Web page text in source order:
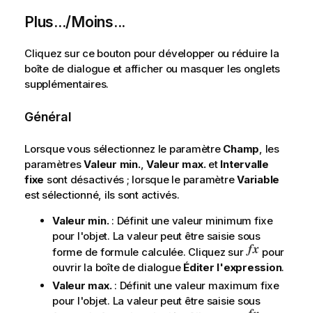
Plus.../Moins...
Cliquez sur ce bouton pour développer ou réduire la
boîte de dialogue et afficher ou masquer les onglets
supplémentaires.
Général
Lorsque vous sélectionnez le paramètre Champ, les
paramètresValeur min., Valeur max.et Intervalle
fixe sont désactivés ; lorsque le paramètreVariable
est sélectionné, ils sont activés.
Valeur min.: Définit une valeur minimum fixe
pour l'objet. La valeur peut être saisie sous
forme de formule calculée. Cliquez sur
pour
ouvrir la boîte de dialogue Éditer l'expression.
Valeur max.: Définit une valeur maximum fixe
pour l'objet. La valeur peut être saisie sous